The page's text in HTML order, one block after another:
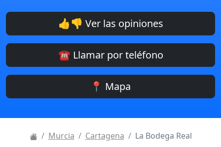
👍👎 Ver las opiniones
☎️ Llamar por teléfono
📍 Mapa
Murcia Cartagena La Bodega Real